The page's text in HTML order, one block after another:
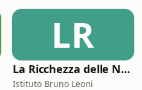
LR
La Ricchezza delle Nazioni
Istituto Bruno Leoni